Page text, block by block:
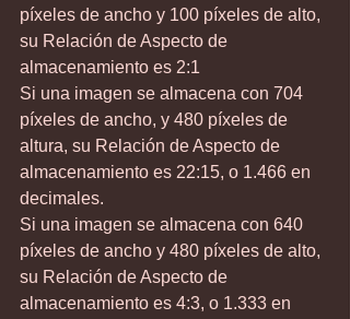
píxeles de ancho y 100 píxeles de alto,
su Relación de Aspecto de
almacenamiento es 2:1
Si una imagen se almacena con 704
píxeles de ancho, y 480 píxeles de
altura, su Relación de Aspecto de
almacenamiento es 22:15, o 1.466 en
decimales.
Si una imagen se almacena con 640
píxeles de ancho y 480 píxeles de alto,
su Relación de Aspecto de
almacenamiento es 4:3, o 1.333 en